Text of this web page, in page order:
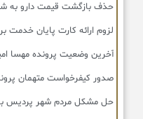
حذف بازگشت قیمت دارو به
لزوم ارائه کارت پایان خدمت
آخرین وضعیت پرونده مهسا
صدور کیفرخواست متهمان
حل مشکل مردم شهر پردیس با